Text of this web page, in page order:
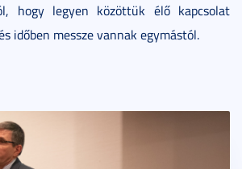
hogy legyen közöttük élő kapcsolat
időben messze vannak egymástól.